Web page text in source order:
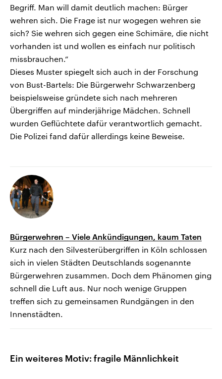
Begriff. Man will damit deutlich machen: Bürger
wehren sich. Die Frage ist nur wogegen wehren sie
sich? Sie wehren sich gegen eine Schimäre, die nicht
vorhanden ist und wollen es einfach nur politisch
missbrauchen.“
Dieses Muster spiegelt sich auch in der Forschung
von Bust-Bartels: Die Bürgerwehr Schwarzenberg
beispielsweise gründete sich nach mehreren
Übergriffen auf minderjährige Mädchen. Schnell
wurden Geflüchtete dafür verantwortlich gemacht.
Die Polizei fand dafür allerdings keine Beweise.
Bürgerwehren – Viele Ankündigungen, kaum Taten
Kurz nach den Silvesterübergriffen in Köln schlossen
sich in vielen Städten Deutschlands sogenannte
Bürgerwehren zusammen. Doch dem Phänomen ging
schnell die Luft aus. Nur noch wenige Gruppen
treffen sich zu gemeinsamen Rundgängen in den
Innenstädten.
Ein weiteres Motiv: fragile Männlichkeit